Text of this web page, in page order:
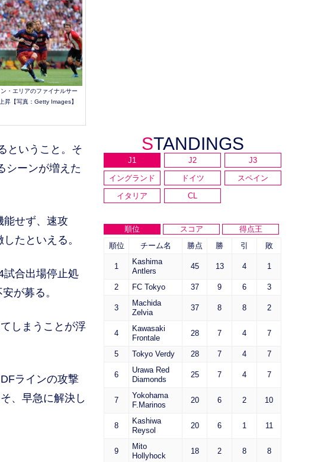
・エリアのファイナルサー
昇【写真：Getty Images】
ということ。そ
シーンが増えた
能せず、速攻
たといえる。
合出場停止処
が募る。
しまうことが浮
ラインの攻撃
、早急に解決し
STANDINGS
J1 J2
J3
イングランド
ドイツ
スペイン
イタリア
CL
順位 スコア
得点王
順位
チーム名 勝点 勝 引 敗
1
Kashima
Antlers
45 13 4 1
2 FC Tokyo 37 9 6 3
3
Machida
Zelvia
37 8 8 2
4
Kawasaki
Frontale
28 7 4 7
5 Tokyo Verdy 28 7 4 7
6
Urawa Red
Diamonds
25 7 4 7
7
Yokohama
F.Marinos
20 6 2 10
8
Kashiwa
Reysol
20 6 1 11
9
Mito
Hollyhock
18 2 8 8